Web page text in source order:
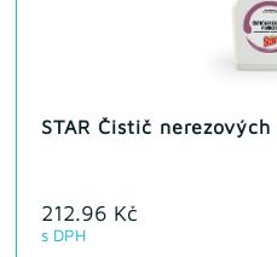
STAR Čistič
212.96 Kč
s DPH